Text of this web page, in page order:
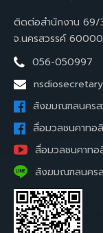
ติดต่อสำนักงาน 69/
จ.นครสวรรค์ 60000
056-050997
สังฆมณฑลนครส
สื่อมวลชนคาทอ
สื่อมวลชนคาท
สังฆมณฑลนคร